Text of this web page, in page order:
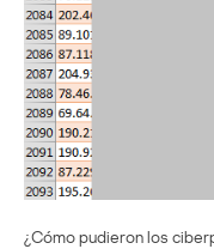
¿Cómo pudieron los